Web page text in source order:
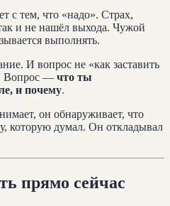
с тем, что «надо». Страх,
и не нашёл выхода. Чужой
выполнять.
И вопрос не «как заставить
Вопрос — что ты
и почему.
он обнаруживает, что
которую думал. Он откладывал
прямо сейчас